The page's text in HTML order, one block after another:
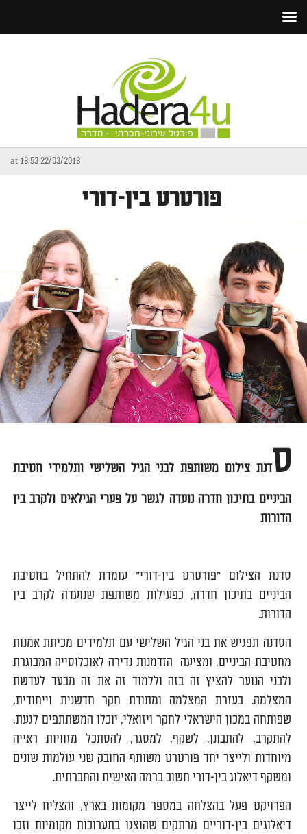
22/03/2018 at 18:53
פורטרט בין-דורי
סדנת צילום משותפת לבני הגיל השלישי ותלמידי חטיבת
הביניים בתיכון חדרה נועדה לגשר על פערי הגילאים ולקרב בין
הדורות
סדנת הצילום "פורטרט בין-דורי" עומדת להתחיל בחטיבת
הביניים בתיכון חדרה, כפעילות משותפת שנועדה לקרב בין
הדורות.
הסדנה תפגיש את בני הגיל השלישי עם תלמידים מכיתת אמנות
מחטיבת הביניים, ומציעה הזדמנות נדירה לאוכלוסייה המבוגרת
ולבני הנוער להציץ זה בזה וללמוד זה את זה מבעד לעדשת
המצלמה. בעזרת המצלמה ומתודת חקר חדשנית וייחודית,
שפותחה במכון הישראלי לחקר ויזואלי, יוכלו המשתתפים לגעת,
להתקרב, להתבונן, לשקף, למסגר, להסתכל מזוויות ראייה
מיוחדות ולייצר יחד פורטרט משותף החובק שני עולמות שונים
ומשקף דיאלוג בין-דורי חשוב ברמה האישית והחברתית.
הפרויקט פעל בהצלחה במספר מקומות בארץ, והצליח לייצר
דיאלוגים בין-דוריים מרתקים שהוצגו בתערוכות מקומיות וזכו